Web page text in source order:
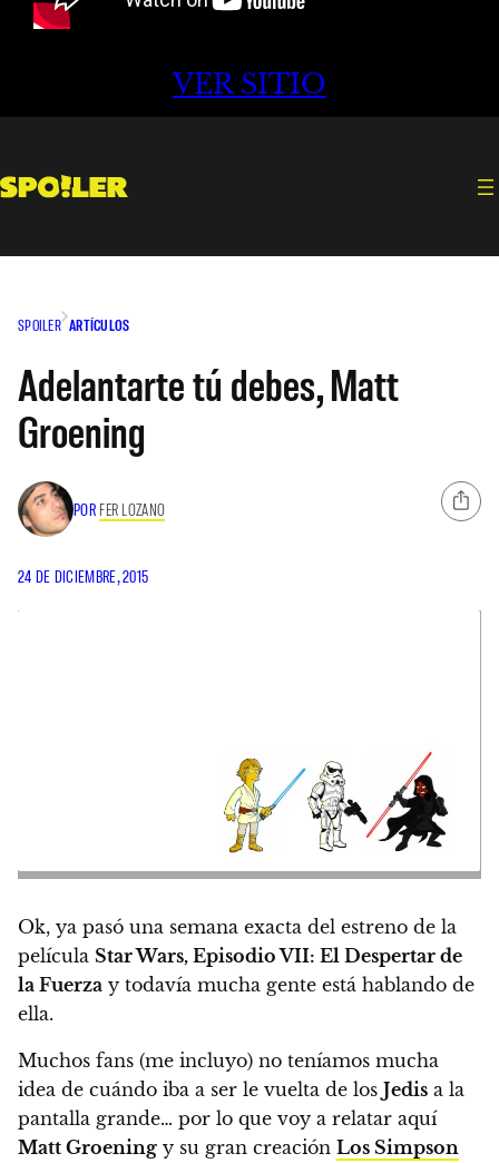
VER SITIO
SPOILER ARTÍCULOS
Adelantarte tú debes, Matt
Groening
POR FER LOZANO
24 DE DICIEMBRE, 2015
Ok, ya pasó una semana exacta del estreno de la
película Star Wars, Episodio VII: El Despertar de
la Fuerza y todavía mucha gente está hablando de
ella.
Muchos fans (me incluyo) no teníamos mucha
idea de cuándo iba a ser le vuelta de los Jedis a la
pantalla grande… por lo que voy a relatar aquí
Matt Groening y su gran creación Los Simpson